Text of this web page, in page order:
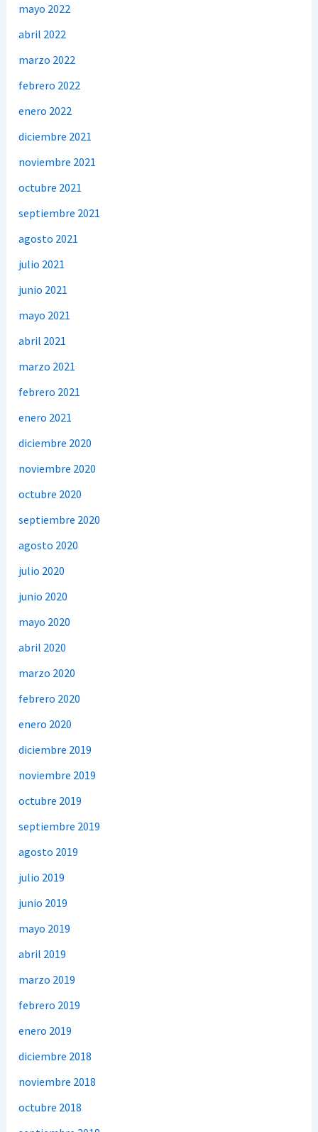
mayo 2022
abril 2022
marzo 2022
febrero 2022
enero 2022
diciembre 2021
noviembre 2021
octubre 2021
septiembre 2021
agosto 2021
julio 2021
junio 2021
mayo 2021
abril 2021
marzo 2021
febrero 2021
enero 2021
diciembre 2020
noviembre 2020
octubre 2020
septiembre 2020
agosto 2020
julio 2020
junio 2020
mayo 2020
abril 2020
marzo 2020
febrero 2020
enero 2020
diciembre 2019
noviembre 2019
octubre 2019
septiembre 2019
agosto 2019
julio 2019
junio 2019
mayo 2019
abril 2019
marzo 2019
febrero 2019
enero 2019
diciembre 2018
noviembre 2018
octubre 2018